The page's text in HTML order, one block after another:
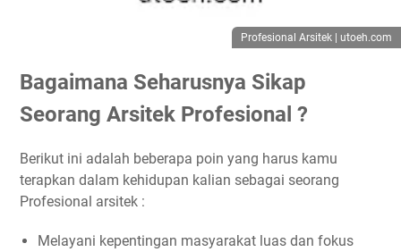
Profesional Arsitek | utoeh.com
Bagaimana Seharusnya Sikap
Seorang Arsitek Profesional ?
Berikut ini adalah beberapa poin yang harus kamu
terapkan dalam kehidupan kalian sebagai seorang
Profesional arsitek :
Melayani kepentingan masyarakat luas dan fokus